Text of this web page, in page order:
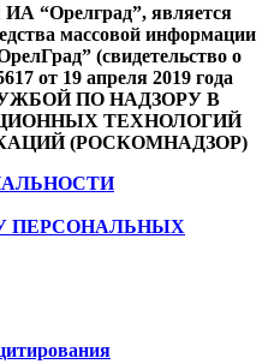
“Орелград”, является
массовой информации
(свидетельство о
от 19 апреля 2019 года
ПО НАДЗОРУ В
ТЕХНОЛОГИЙ
(РОСКОМНАДЗОР)
ПЕРСОНАЛЬНЫХ